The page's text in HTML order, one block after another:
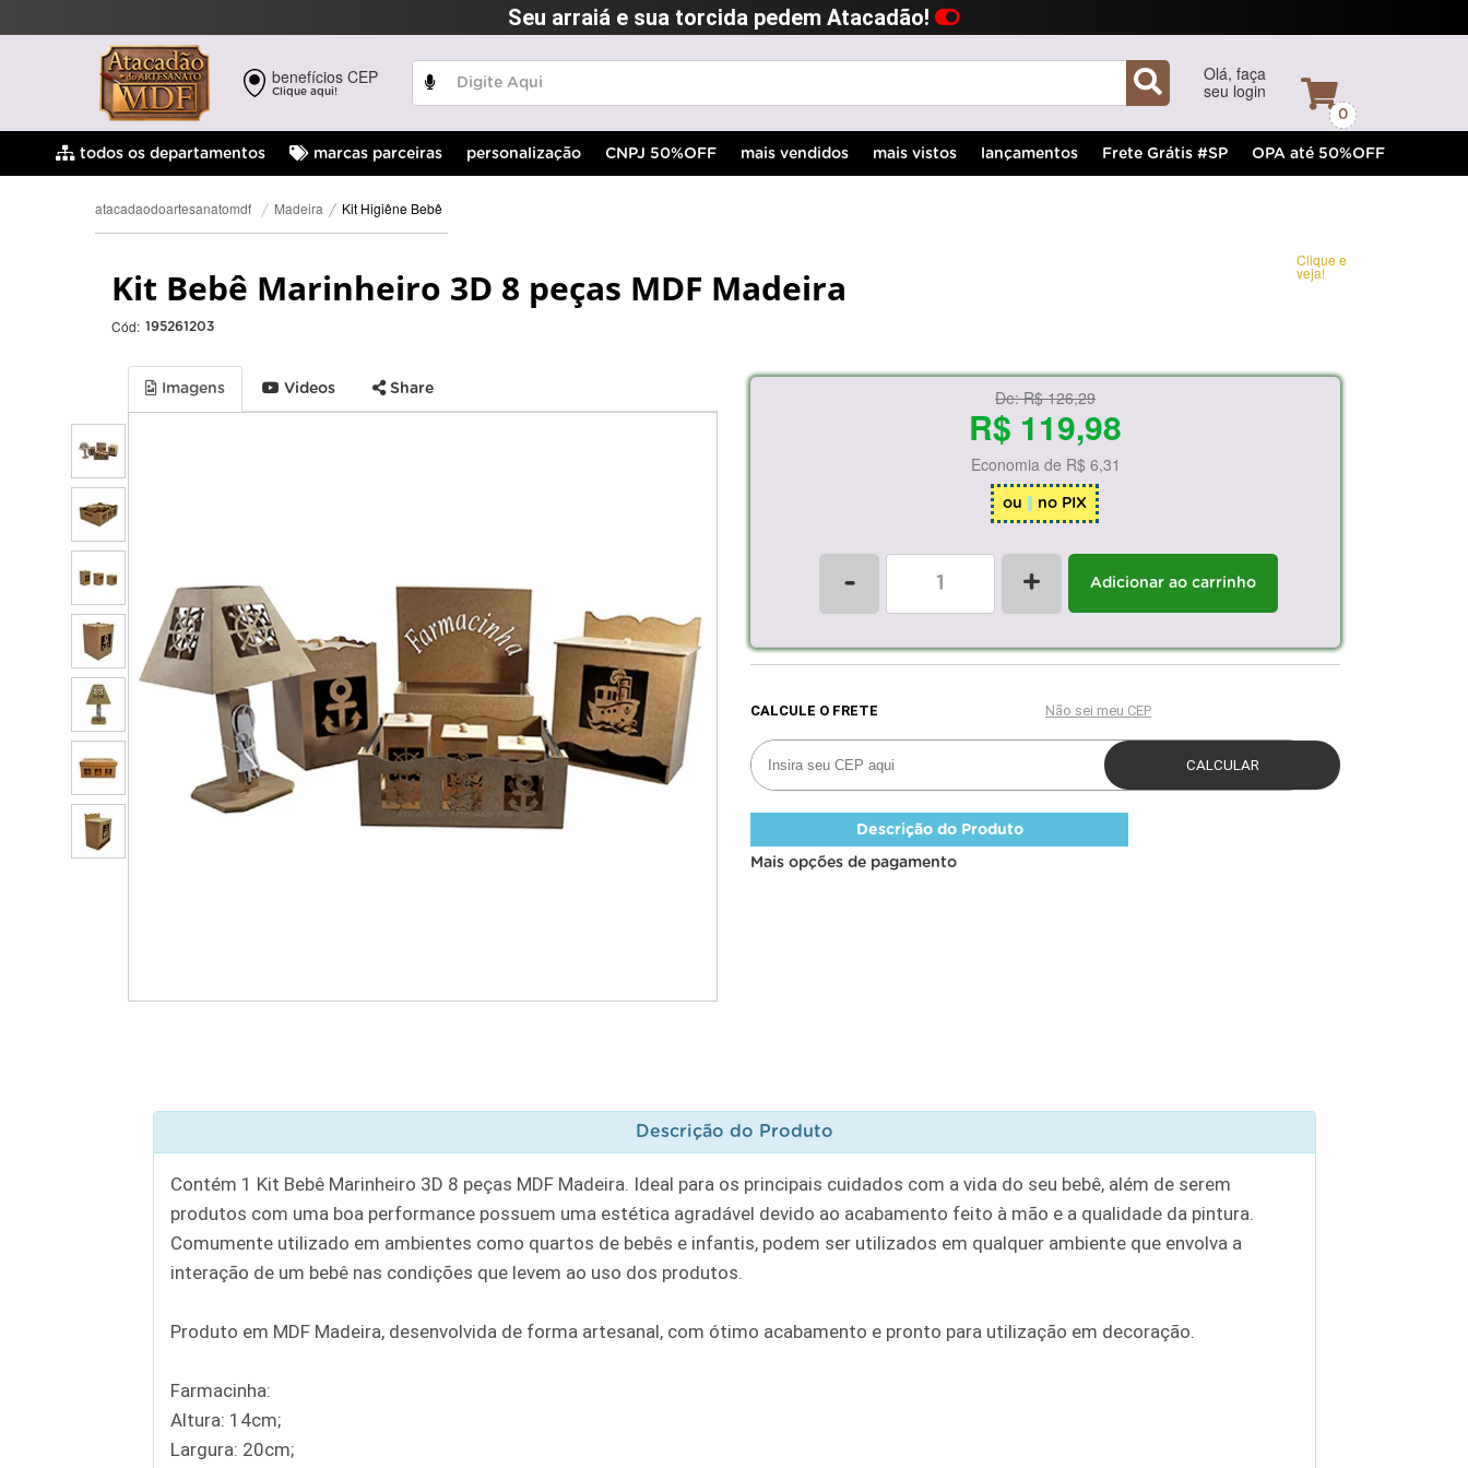
Seu arraiá e sua torcida pedem Atacadão!
benefícios CEP
Clique aqui!
Olá, faça
seu login
0
todos os departamentos marcas parceiras personalização CNPJ 50%OFF mais vendidos mais vistos lançamentos Frete Grátis #SP OPA até 50%OFF
atacadaodoartesanatomdf Madeira Kit Higiêne Bebê
Kit Bebê Marinheiro 3D 8 peças MDF Madeira
Cód: 195261203
Clique e
veja!
Imagens Videos Share De:R$ 126,29
R$ 119,98
Economia de R$ 6,31
ou no PIX
- + Adicionar ao carrinho
Descrição do Produto
Mais opções de pagamento
Descrição do Produto
Contém 1 Kit Bebê Marinheiro 3D 8 peças MDF Madeira. Ideal para os principais cuidados com a vida do seu bebê, além de serem
produtos com uma boa performance possuem uma estética agradável devido ao acabamento feito à mão e a qualidade da pintura.
Comumente utilizado em ambientes como quartos de bebês e infantis, podem ser utilizados em qualquer ambiente que envolva a
interação de um bebê nas condições que levem ao uso dos produtos.
Produto em MDF Madeira, desenvolvida de forma artesanal, com ótimo acabamento e pronto para utilização em decoração.
Farmacinha:
Altura: 14cm;
Largura: 20cm;